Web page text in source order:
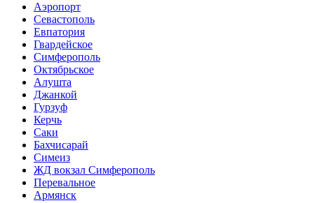
Аэропорт
Севастополь
Евпатория
Гвардейское
Симферополь
Октябрьское
Алушта
Джанкой
Гурзуф
Керчь
Саки
Бахчисарай
Симеиз
ЖД вокзал Симферополь
Перевальное
Армянск